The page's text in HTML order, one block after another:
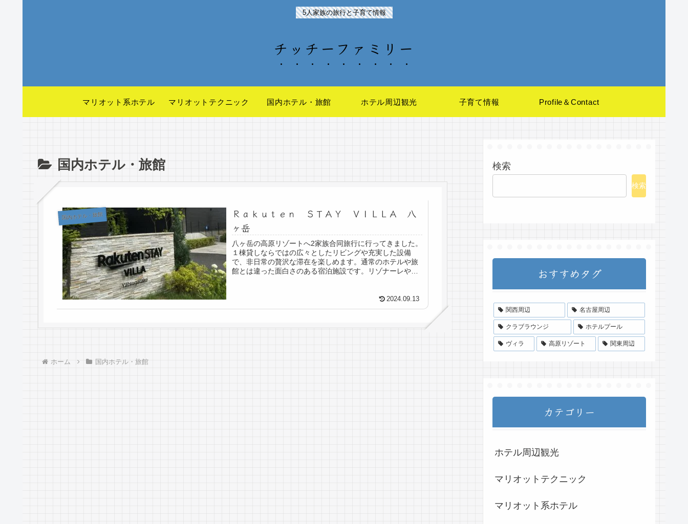
5人家族の旅行と子育て情報
チッチーファミリー
マリオット系ホテル マリオットテクニック 国内ホテル・旅館 ホテル周辺観光 子育て情報 Profile＆Contact
国内ホテル・旅館
国内ホテル・旅館
Ｒａｋｕｔｅｎ ＳＴＡＹ ＶＩＬＬＡ 八
ヶ岳
八ヶ岳の高原リゾートへ2家族合同旅行に行ってきました。
１棟貸しならではの広々としたリビングや充実した設備
で、非日常の贅沢な滞在を楽しめます。通常のホテルや旅
館とは違った面白さのある宿泊施設です。リゾナーレや室
2024.09.13
ホーム 国内ホテル・旅館
検索
検索
おすすめタグ
関西周辺 名古屋周辺
クラブラウンジ ホテルプール
ヴィラ 高原リゾート 関東周辺
カテゴリー
ホテル周辺観光
マリオットテクニック
マリオット系ホテル